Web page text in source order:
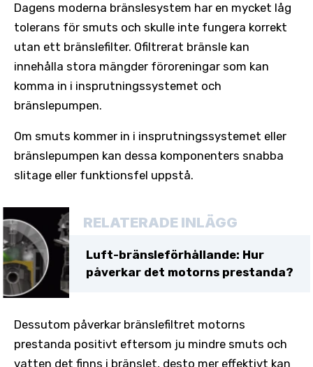
Dagens moderna bränslesystem har en mycket låg
tolerans för smuts och skulle inte fungera korrekt
utan ett bränslefilter. Ofiltrerat bränsle kan
innehålla stora mängder föroreningar som kan
komma in i insprutningssystemet och
bränslepumpen.
Om smuts kommer in i insprutningssystemet eller
bränslepumpen kan dessa komponenters snabba
slitage eller funktionsfel uppstå.
RELATERADE INLÄGG
Luft-bränsleförhållande: Hur
påverkar det motorns prestanda?
Dessutom påverkar bränslefiltret motorns
prestanda positivt eftersom ju mindre smuts och
vatten det finns i bränslet, desto mer effektivt kan